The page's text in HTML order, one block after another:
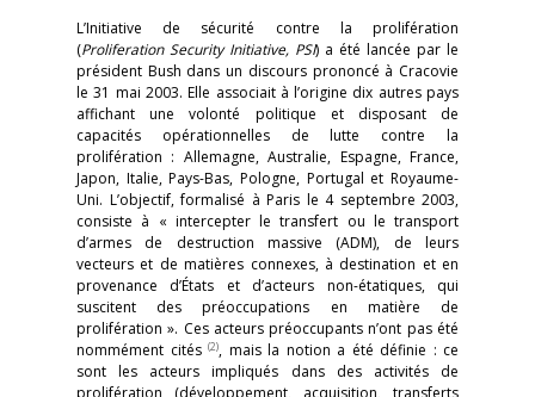
L’Initiative de sécurité contre la prolifération
(Proliferation Security Initiative, PSI) a été lancée par le
président Bush dans un discours prononcé à Cracovie
le 31 mai 2003. Elle associait à l’origine dix autres pays
affichant une volonté politique et disposant de
capacités opérationnelles de lutte contre la
prolifération : Allemagne, Australie, Espagne, France,
Japon, Italie, Pays-Bas, Pologne, Portugal et Royaume-
Uni. L’objectif, formalisé à Paris le 4 septembre 2003,
consiste à « intercepter le transfert ou le transport
d’armes de destruction massive (ADM), de leurs
vecteurs et de matières connexes, à destination et en
provenance d’États et d’acteurs non-étatiques, qui
suscitent des préoccupations en matière de
prolifération ». Ces acteurs préoccupants n’ont pas été
nommément cités (2), mais la notion a été définie : ce
sont les acteurs impliqués dans des activités de
prolifération (développement, acquisition, transferts